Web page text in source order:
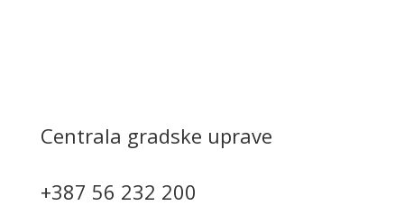
Centrala gradske uprave
+387 56 232 200